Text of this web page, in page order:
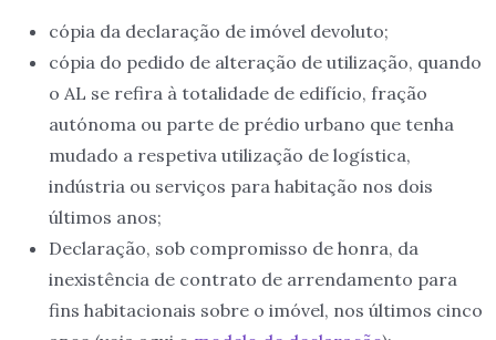
cópia da declaração de imóvel devoluto;
cópia do pedido de alteração de utilização, quando
o AL se refira à totalidade de edifício, fração
autónoma ou parte de prédio urbano que tenha
mudado a respetiva utilização de logística,
indústria ou serviços para habitação nos dois
últimos anos;
Declaração, sob compromisso de honra, da
inexistência de contrato de arrendamento para
fins habitacionais sobre o imóvel, nos últimos cinco